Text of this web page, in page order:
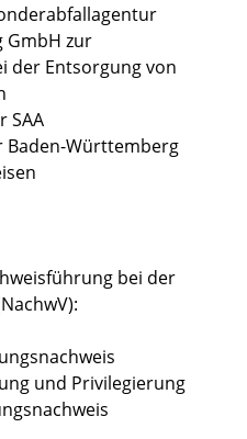
GmbH zur
der Entsorgung von
SAA
Baden-Württemberg
bei der
:
und Privilegierung